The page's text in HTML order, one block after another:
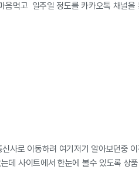
음먹고 ​ 일주일 정도를 카카오톡 채널
었다. 우선 KT 기가지니 인터넷과 TV
발생하긴 하였다) 그래도 기사님께
저렴하게 사용이 가능하더라. KT로
들을 매우 친절히 바로바로 답변을 주
사로 이동하려 여기저기 알아보던중
데 사이트에서 한눈에 볼수 있도록 상
로 이동! 만족스럽게 가입을 진행하게